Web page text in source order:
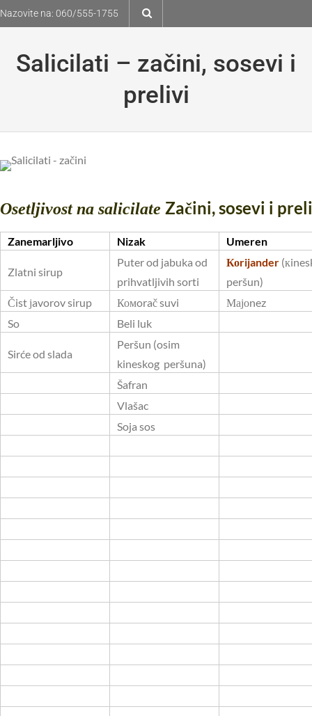
Skip
to
Nazovite na: 060/555-1755
Salicilati – začini, sosevi i
prelivi
Osetljivost na salicilate Začini, sosevi i
Zanemarljivo Nizak Umeren
Zlatni sirup
Puter od jabuka od
prihvatljivih sorti
Коrijander
peršun)
Čist јavorov sirup
Комorač suvi
Мајоnez
So
Beli luk
Sirće od slada
Peršun (osim
kineskog peršuna)
Šafran
Vlašac
Soja sos